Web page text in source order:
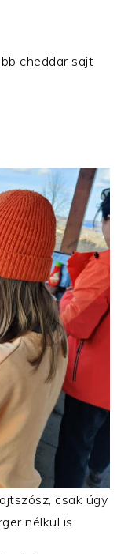
cheddar sajt
csak úgy
nélkül is